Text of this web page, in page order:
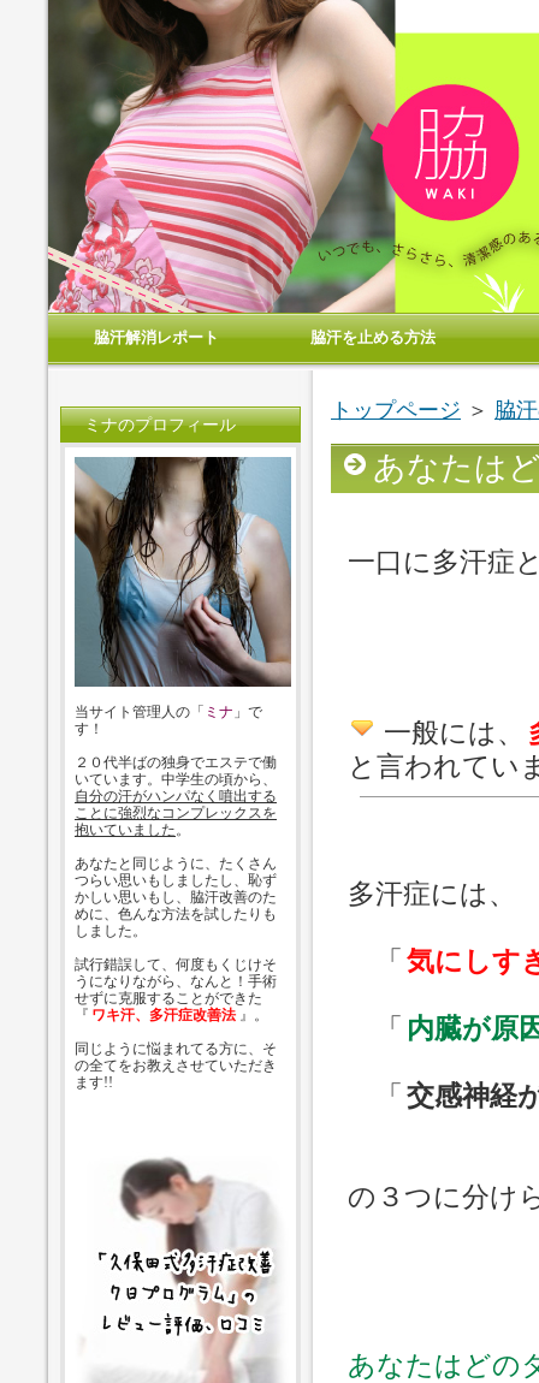
トップページ ＞ 脇
あなたは
一口に多汗症
一般には、
と言われてい
多汗症には、
「 気にしす
「 内臓が原
「 交感神経
の３つに分け
あなたはどの
ミナのプロフィール
当サイト管理人の「 ミナ 」で
す！
２０代半ばの独身でエステで働
いています。中学生の頃から、
自分の汗がハンパなく噴出する
ことに強烈なコンプレックスを
抱いていました。
あなたと同じように、たくさん
つらい思いもしましたし、恥ず
かしい思いもし、脇汗改善のた
めに、色んな方法を試したりも
しました。
試行錯誤して、何度もくじけそ
うになりながら、なんと！手術
せずに克服することができた
『 ワキ汗、多汗症改善法 』。
同じように悩まれてる方に、そ
の全てをお教えさせていただき
ます!!
脇汗解消レポート 脇汗を止める方法